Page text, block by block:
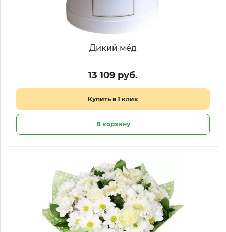
Дикий мёд
13 109 руб.
Купить в 1 клик
В корзину